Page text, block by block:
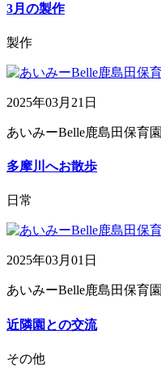
3月の製作
製作
2025年03月21日
あいみーBelle鹿島田保育園
多摩川へお散歩
日常
2025年03月01日
あいみーBelle鹿島田保育園
近隣園との交流
その他